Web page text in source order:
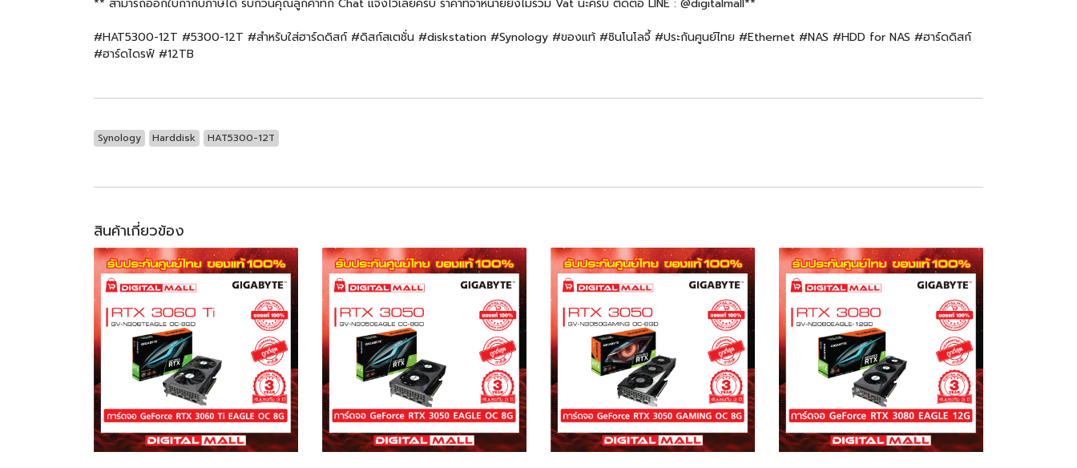
#HAT5300-12T #5300-12T #สำหรับใส่ฮาร์ดดิสก์ #ดิสก์สเตชั่น #diskstation #Synology #ของแท้ #ซินโนโลจี้ #ประกันศูนย์ไทย #Ethernet #NAS #HDD for NAS #ฮาร์ดดิสก์
#ฮาร์ดไดรฟ์ #12TB
Synology Harddisk HAT5300-12T
สินค้าเกี่ยวข้อง